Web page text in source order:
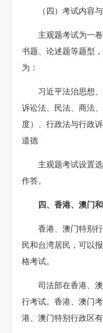
（四）考试内容
主观题考试为一
书题、论述题等题型
为：
习近平法治思想
诉讼法、民法、商法
度）、行政法与行政
道德
主观题考试设置
作答。
四、香港、澳门
香港、澳门特别
民和台湾居民，可以
格考试。
司法部在香港、
行考试。香港、澳门
港、澳门特别行政区有